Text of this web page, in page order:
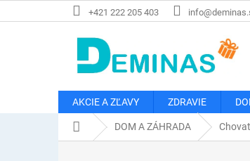
na
+421 222 205 403
AKCIE A ZĽAVY ZDRAVIE
DomovDOM A ZÁHRADA